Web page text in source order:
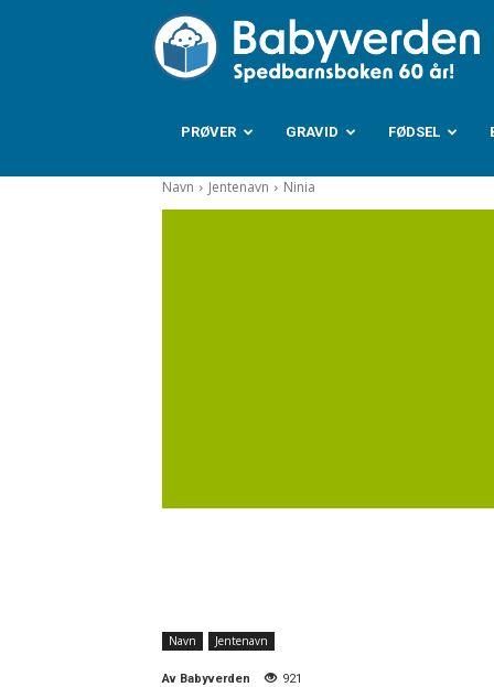
PRØVER GRAVID FØDSEL
Navn Jentenavn Ninia
Navn Jentenavn
Av Babyverden 921